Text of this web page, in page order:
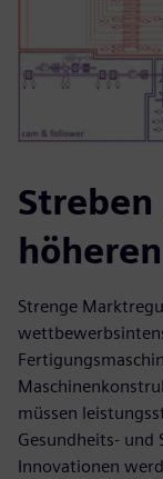
Strenge
müssen
Gesundheits- und
Innovationen